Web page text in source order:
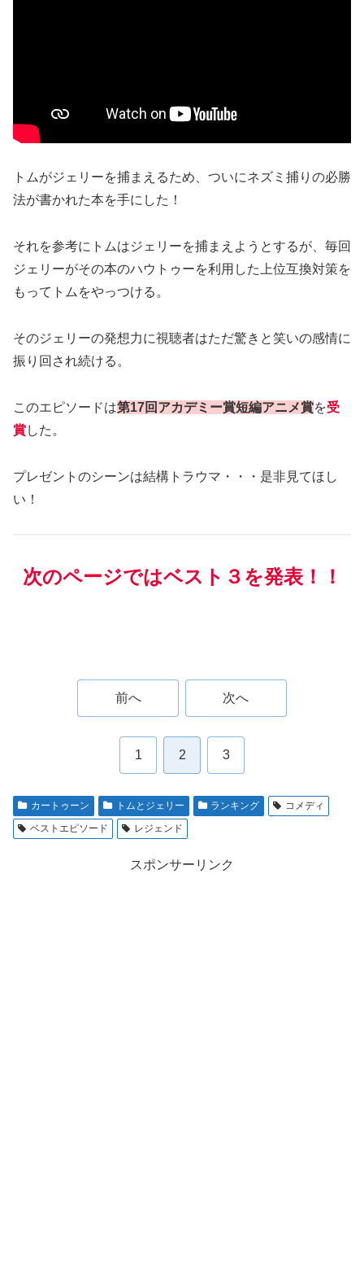
トムがジェリーを捕まえるため、ついにネズミ捕りの必勝
法が書かれた本を手にした！
それを参考にトムはジェリーを捕まえようとするが、毎回
ジェリーがその本のハウトゥーを利用した上位互換対策を
もってトムをやっつける。
そのジェリーの発想力に視聴者はただ驚きと笑いの感情に
振り回され続ける。
このエピソードは第17回アカデミー賞短編アニメ賞を受
賞した。
プレゼントのシーンは結構トラウマ・・・是非見てほし
い！
次のページではベスト３を発表！！
前へ 次へ
1 2 3
カートゥーン トムとジェリー ランキング
コメディ
ベストエピソード
レジェンド
スポンサーリンク